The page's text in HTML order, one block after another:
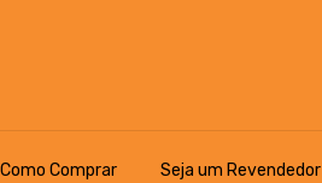
Como Comprar Seja um Revendedor